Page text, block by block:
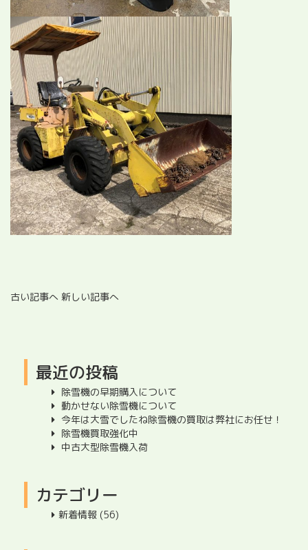
古い記事へ 新しい記事へ
最近の投稿
除雪機の早期購入について
動かせない除雪機について
今年は大雪でしたね除雪機の買取は弊社にお任せ！
除雪機買取強化中
中古大型除雪機入荷
カテゴリー
新着情報 (56)